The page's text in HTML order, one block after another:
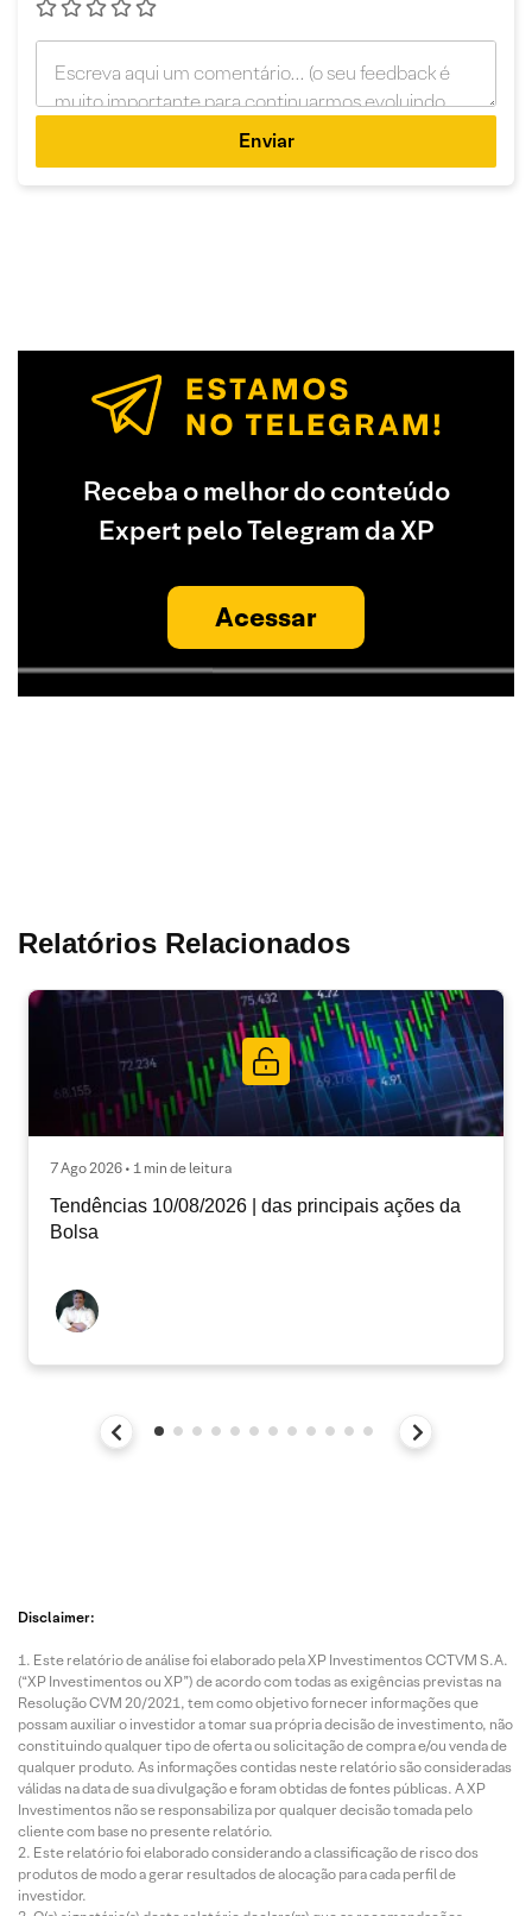
Enviar
Receba o melhor do conteúdo
Expert pelo Telegram da XP
Acessar
Relatórios Relacionados
7 Ago 2026 • 1 min de leitura
Tendências 10/08/2026 | das principais ações da
Bolsa
Disclaimer:
Este relatório de análise foi elaborado pela XP Investimentos CCTVM S.A.
(“XP Investimentos ou XP”) de acordo com todas as exigências previstas na
Resolução CVM 20/2021, tem como objetivo fornecer informações que
possam auxiliar o investidor a tomar sua própria decisão de investimento, não
constituindo qualquer tipo de oferta ou solicitação de compra e/ou venda de
qualquer produto. As informações contidas neste relatório são consideradas
válidas na data de sua divulgação e foram obtidas de fontes públicas. A XP
Investimentos não se responsabiliza por qualquer decisão tomada pelo
cliente com base no presente relatório.
Este relatório foi elaborado considerando a classificação de risco dos
produtos de modo a gerar resultados de alocação para cada perfil de
investidor.